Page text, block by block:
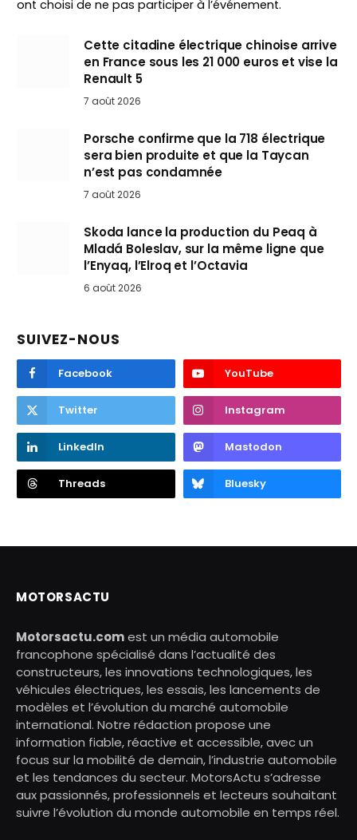
ont choisi de ne pas participer à l’événement.
Cette citadine électrique chinoise arrive
en France sous les 21 000 euros et vise la
Renault 5
7 août 2026
Porsche confirme que la 718 électrique
sera bien produite et que la Taycan
n’est pas condamnée
7 août 2026
Skoda lance la production du Peaq à
Mladá Boleslav, sur la même ligne que
l’Enyaq, l’Elroq et l’Octavia
6 août 2026
SUIVEZ-NOUS
Facebook YouTube
Twitter Instagram
LinkedIn Mastodon
Threads Bluesky
MOTORSACTU
Motorsactu.comest un média automobile
francophone spécialisé dans l’actualité des
constructeurs, les innovations technologiques, les
véhicules électriques, les essais, les lancements de
modèles et l’évolution du marché automobile
international. Notre rédaction propose une
information fiable, réactive et accessible, avec un
focus sur la mobilité de demain, l’industrie automobile
et les tendances du secteur. MotorsActu s’adresse
aux passionnés, professionnels et lecteurs souhaitant
suivre l’évolution du monde automobile en temps réel.